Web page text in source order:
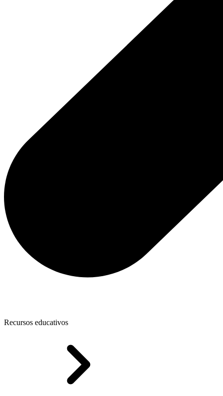
Recursos educativos